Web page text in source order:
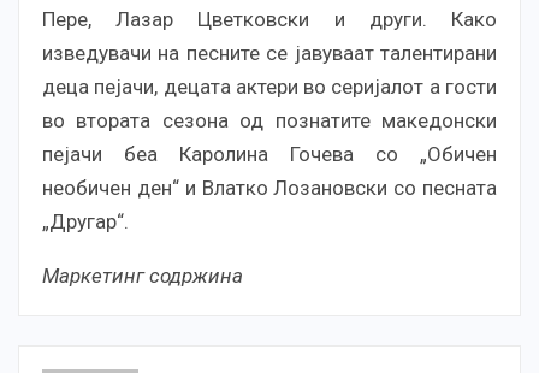
Пере, Лазар Цветковски и други. Како
изведувачи на песните се јавуваат талентирани
деца пејачи, децата актери во серијалот а гости
во втората сезона од познатите македонски
пејачи беа Каролина Гочева со „Обичен
необичен ден“ и Влатко Лозановски со песната
„Другар“.
Маркетинг содржина